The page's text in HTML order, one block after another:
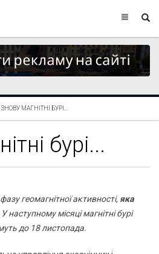
ЗНОВУ МАГНІТНІ БУРІ...
бурі...
геомагнітної активності, яка
наступному місяці магнітні бурі
до 18 листопада.